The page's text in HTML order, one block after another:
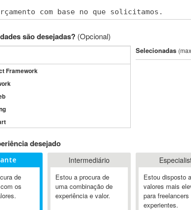
são desejadas? (Opcional)
Framework
Selecionadas
desejado
de
os
Intermediário
Estou a procura de
uma combinação de
experiência e valor.
Estou disposto
valores mais
para freelancers
experientes.